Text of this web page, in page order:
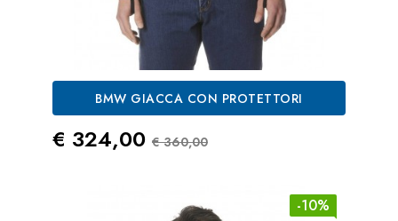
BMW GIACCA CON PROTETTORI
Prezzo
€ 324,00 Prezzo Standard
€ 360,00
-10%